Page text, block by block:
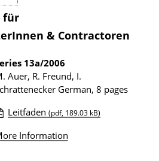
für
& Contractoren
13a/2006
Auer, R. Freund, I.
German, 8 pages
Leitfaden (pdf, 189.03 kB)
Information